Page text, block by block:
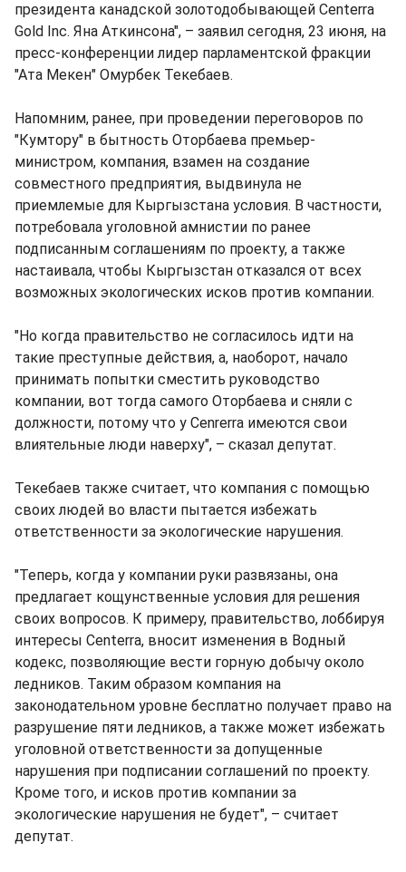
президента канадской золотодобывающей Centerra
Gold Inc. Яна Аткинсона", – заявил сегодня, 23 июня, на
пресс-конференции лидер парламентской фракции
"Ата Мекен" Омурбек Текебаев.
Напомним, ранее, при проведении переговоров по
"Кумтору" в бытность Оторбаева премьер-
министром, компания, взамен на создание
совместного предприятия, выдвинула не
приемлемые для Кыргызстана условия. В частности,
потребовала уголовной амнистии по ранее
подписанным соглашениям по проекту, а также
настаивала, чтобы Кыргызстан отказался от всех
возможных экологических исков против компании.
"Но когда правительство не согласилось идти на
такие преступные действия, а, наоборот, начало
принимать попытки сместить руководство
компании, вот тогда самого Оторбаева и сняли с
должности, потому что у Cenrerra имеются свои
влиятельные люди наверху", – сказал депутат.
Текебаев также считает, что компания с помощью
своих людей во власти пытается избежать
ответственности за экологические нарушения.
"Теперь, когда у компании руки развязаны, она
предлагает кощунственные условия для решения
своих вопросов. К примеру, правительство, лоббируя
интересы Centerra, вносит изменения в Водный
кодекс, позволяющие вести горную добычу около
ледников. Таким образом компания на
законодательном уровне бесплатно получает право на
разрушение пяти ледников, а также может избежать
уголовной ответственности за допущенные
нарушения при подписании соглашений по проекту.
Кроме того, и исков против компании за
экологические нарушения не будет", – считает
депутат.